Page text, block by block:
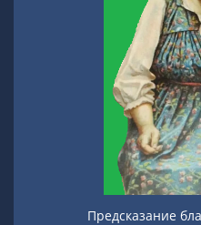
Предсказание